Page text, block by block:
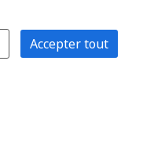
Accepter tout